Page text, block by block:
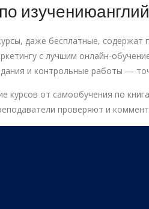
даже бесплатные,
с лучшим онлайн-
и контрольные работы —
курсов от самообучения по
проверяют и